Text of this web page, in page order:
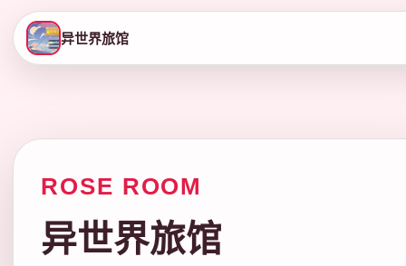
异世界旅馆
ROSE ROOM
异世界旅馆